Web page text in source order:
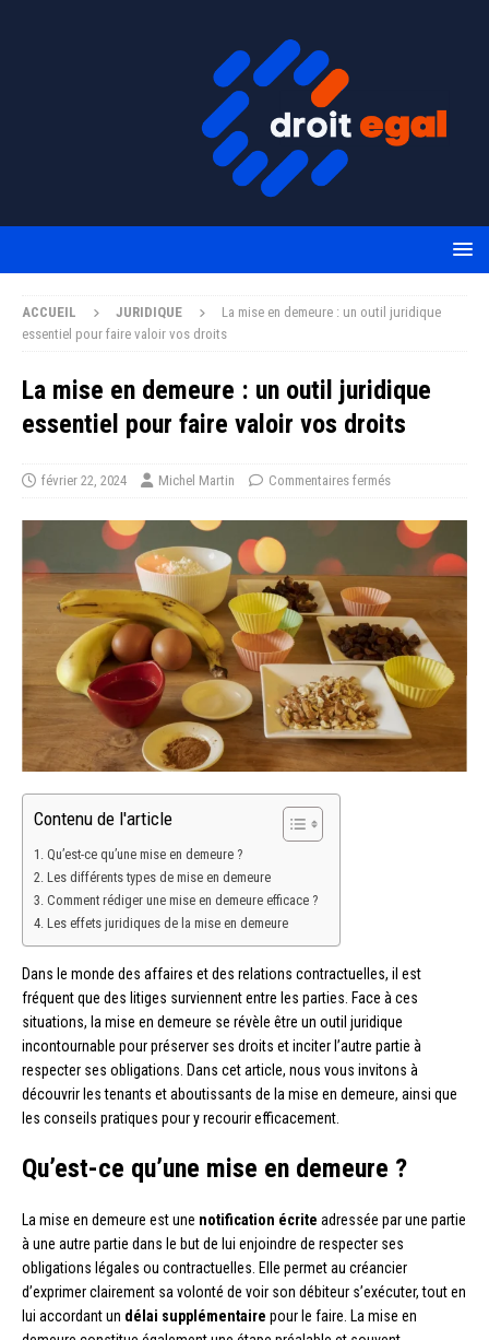
ACCUEIL JURIDIQUE
La mise en demeure : un outil juridique
essentiel pour faire valoir vos droits
La mise en demeure : un outil juridique
essentiel pour faire valoir vos droits
février 22, 2024 Michel Martin Commentaires fermés
Contenu de l'article
Qu’est-ce qu’une mise en demeure ?
Les différents types de mise en demeure
Comment rédiger une mise en demeure efficace ?
Les effets juridiques de la mise en demeure
Dans le monde des affaires et des relations contractuelles, il est
fréquent que des litiges surviennent entre les parties. Face à ces
situations, la mise en demeure se révèle être un outil juridique
incontournable pour préserver ses droits et inciter l’autre partie à
respecter ses obligations. Dans cet article, nous vous invitons à
découvrir les tenants et aboutissants de la mise en demeure, ainsi que
les conseils pratiques pour y recourir efficacement.
Qu’est-ce qu’une mise en demeure ?
La mise en demeure est une notification écrite adressée par une partie
à une autre partie dans le but de lui enjoindre de respecter ses
obligations légales ou contractuelles. Elle permet au créancier
d’exprimer clairement sa volonté de voir son débiteur s’exécuter, tout en
lui accordant un délai supplémentaire pour le faire. La mise en